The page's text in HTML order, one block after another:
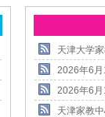
天津大学
2026年6
2026年6
天津家教